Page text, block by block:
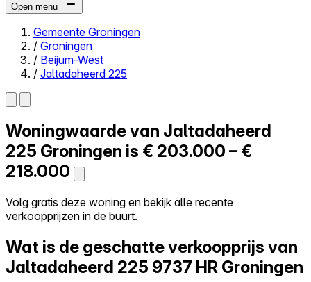
Open menu
Close menu
Zelf kopen
Alles-in-één
Reviews
Prijzen
Log in
Probeer Walter gratis
Gemeente Groningen
/ Groningen
/ Beijum-West
/ Jaltadaheerd 225
Woningwaarde van Jaltadaheerd
225 Groningen is € 203.000 – €
218.000
Volg gratis deze woning en bekijk alle recente
verkoopprijzen in de buurt.
Wat is de geschatte verkoopprijs van
Jaltadaheerd 225 9737 HR Groningen